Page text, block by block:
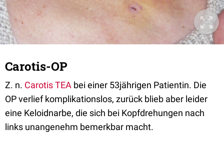
Carotis-OP
Z. n. Carotis TEA bei einer 53jährigen Patientin. Die
OP verlief komplikationslos, zurück blieb aber leider
eine Keloidnarbe, die sich bei Kopfdrehungen nach
links unangenehm bemerkbar macht.